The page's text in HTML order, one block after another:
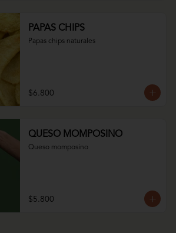
PAPAS CHIPS
Papas chips naturales
$6.800
QUESO MOMPOSINO
Queso momposino
$5.800